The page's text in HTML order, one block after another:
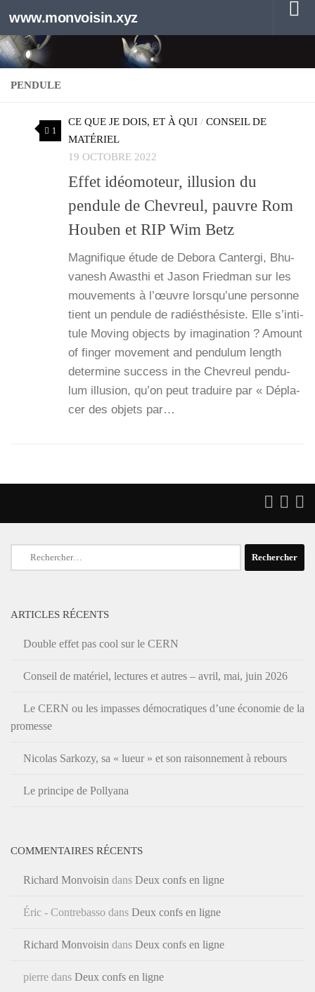
Au dessous du contenu
www.monvoisin.xyz
PENDULE
1
CE QUE JE DOIS, ET À QUI / CONSEIL DE
MATÉRIEL
19 OCTOBRE 2022
Effet idéomoteur, illusion du
pendule de Chevreul, pauvre Rom
Houben et RIP Wim Betz
Magni­fique étude de Debo­ra Can­ter­gi, Bhu­
va­nesh Awas­thi et Jason Fried­man sur les
mou­ve­ments à l’œuvre lors­qu’une per­sonne
tient un pen­dule de radiés­thé­siste. Elle s’in­ti­
tule Moving objects by ima­gi­na­tion ? Amount
of fin­ger move­ment and pen­du­lum length
deter­mine suc­cess in the Che­vreul pen­du­
lum illu­sion, qu’on peut tra­duire par « Dépla­
cer des objets par…
Rechercher :
ARTICLES RÉCENTS
Double effet pas cool sur le CERN
Conseil de matériel, lectures et autres – avril, mai, juin 2026
Le CERN ou les impasses démocratiques d’une économie de la
promesse
Nicolas Sarkozy, sa « lueur » et son raisonnement à rebours
Le principe de Pollyana
COMMENTAIRES RÉCENTS
Richard Monvoisin dans Deux confs en ligne
Éric - Contrebasso dans Deux confs en ligne
Richard Monvoisin dans Deux confs en ligne
pierre dans Deux confs en ligne